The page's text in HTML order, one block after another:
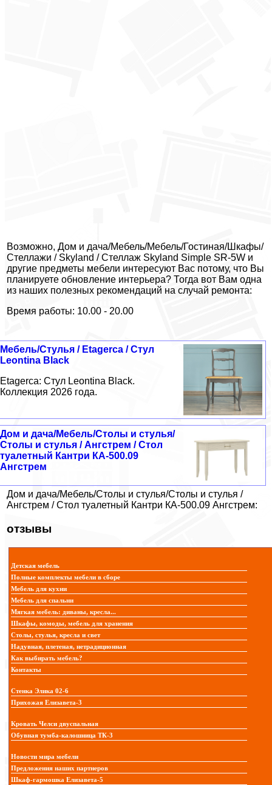
Возможно, Дом и дача/Мебель/Мебель/Гостиная/Шкафы/
Стеллажи / Skyland / Стеллаж Skyland Simple SR-5W и
другие предметы мебели интересуют Вас потому, что Вы
планируете обновление интерьера? Тогда вот Вам одна
из наших полезных рекомендаций на случай ремонта:
Время работы: 10.00 - 20.00
Мебель/Стулья / Etagerca / Стул
Leontina Black
Etagerca: Стул Leontina Black.
Коллекция 2026 года.
Дом и дача/Мебель/Столы и стулья/
Столы и стулья / Ангстрем / Стол
туалетный Кантри КА-500.09
Ангстрем
Дом и дача/Мебель/Столы и стулья/Столы и стулья /
Ангстрем / Стол туалетный Кантри КА-500.09 Ангстрем:
отзывы
Детская мебель
Полные комплекты мебели в сборе
Мебель для кухни
Мебель для спальни
Мягкая мебель: диваны, кресла...
Шкафы, комоды, мебель для хранения
Столы, стулья, кресла и свет
Надувная, плетеная, нетрадиционная
Как выбирать мебель?
Контакты
Стенка Элика 02-6
Прихожая Елизавета-3
Кровать Челси двуспальная
Обувная тумба-калошница ТК-3
Новости мира мебели
Предложения наших партнеров
Шкаф-гармошка Елизавета-5